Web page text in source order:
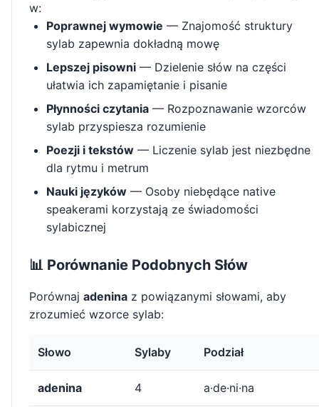
w:
Poprawnej wymowie — Znajomość struktury
sylab zapewnia dokładną mowę
Lepszej pisowni — Dzielenie słów na części
ułatwia ich zapamiętanie i pisanie
Płynności czytania — Rozpoznawanie wzorców
sylab przyspiesza rozumienie
Poezji i tekstów — Liczenie sylab jest niezbędne
dla rytmu i metrum
Nauki języków — Osoby niebędące native
speakerami korzystają ze świadomości
sylabicznej
📊 Porównanie Podobnych Słów
Porównaj adenina z powiązanymi słowami, aby
zrozumieć wzorce sylab:
Słowo Sylaby Podział
adenina 4 a·de·ni·na